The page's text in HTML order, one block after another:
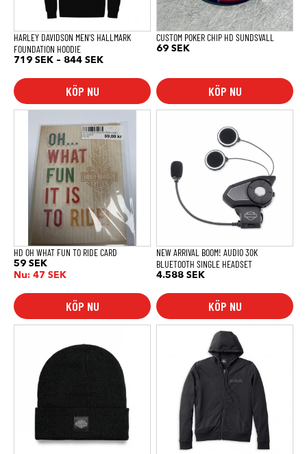
HARLEY DAVIDSON MEN’S HALLMARK
FOUNDATION HOODIE
719 SEK – 844 SEKPrisintervall:
KÖP NU
produktsidan
CUSTOM POKER CHIP HD SUNDSVALL
69 SEK
KÖP NU
HD OH WHAT FUN TO RIDE CARD
59 SEK
Nu: 47 SEK
KÖP NU
NEW ARRIVAL BOOM! AUDIO 30K
BLUETOOTH SINGLE HEADSET
4.588 SEK
KÖP NU
produkten
varianter.
olika
alternativen
väljas
produkten
varianter.
alternativen
väljas